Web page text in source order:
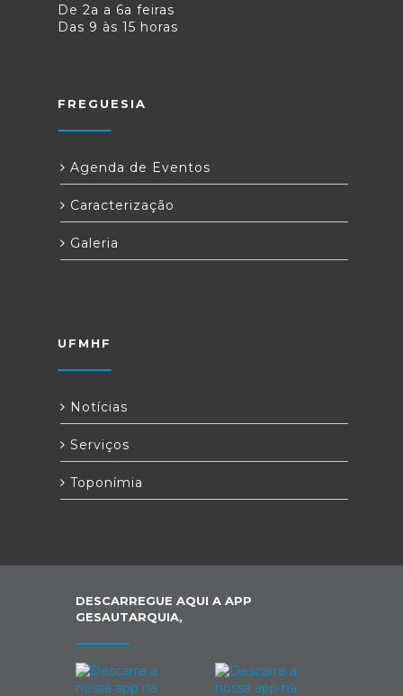
De 2a a 6a feiras
Das 9 às 15 horas
FREGUESIA
Agenda de Eventos
Caracterização
Galeria
UFMHF
Notícias
Serviços
Toponímia
DESCARREGUE AQUI A APP
GESAUTARQUIA,